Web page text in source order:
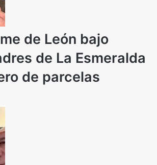
de León bajo
de La Esmeralda
de parcelas